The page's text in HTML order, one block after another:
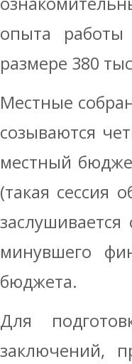
опыта
размере 380
Местные
созываются
местный
(такая сессия
минувшего
бюджета.
Для
заключений,